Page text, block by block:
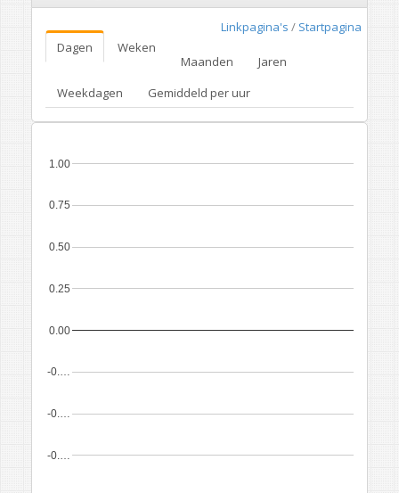
Linkpagina's / Startpagina
Dagen
Weken
Maanden
Jaren
Weekdagen
Gemiddeld per uur
-0.…
-0.…
-0.…
0.00
0.25
0.50
0.75
1.00